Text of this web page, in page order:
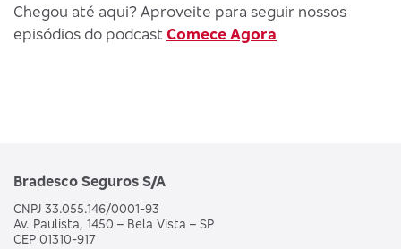
Chegou até aqui? Aproveite para seguir nossos
episódios do podcast Comece Agora
Bradesco Seguros S/A
CNPJ 33.055.146/0001-93
Av. Paulista, 1450 – Bela Vista – SP
CEP 01310-917